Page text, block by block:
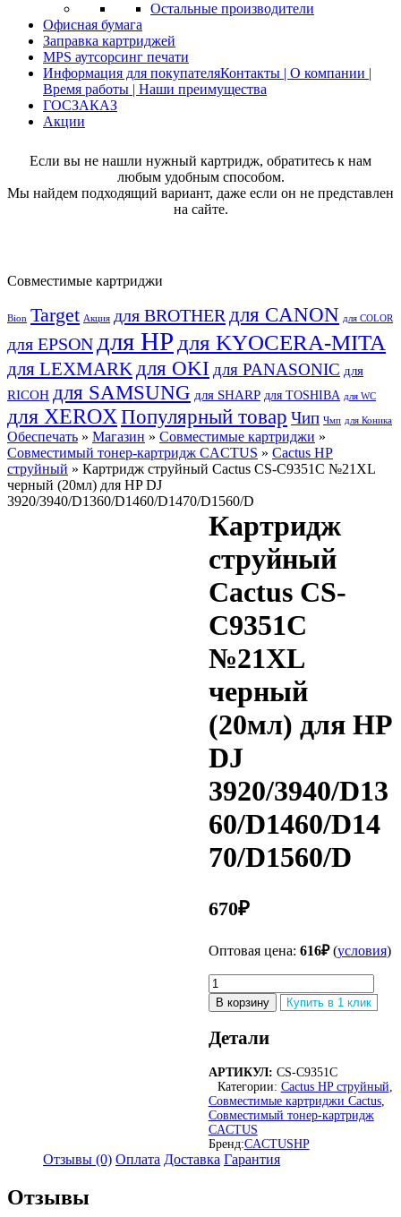
Остальные производители
Офисная бумага
Заправка картриджей
MPS аутсорсинг печати
Информация для покупателяКонтакты | О компании |
Время работы | Наши преимущества
ГОСЗАКАЗ
Акции
Если вы не нашли нужный картридж, обратитесь к нам
любым удобным способом.
Мы найдем подходящий вариант, даже если он не представлен
на сайте.
Совместимые картриджи
Bion Target Акция для BROTHER для CANON для COLOR
для EPSON для HP для KYOCERA-MITA
для LEXMARK для OKI для PANASONIC для
RICOH для SAMSUNG для SHARP для TOSHIBA для WC
для XEROX Популярный товар Чип Чмп для Коника
Обеспечать » Магазин » Совместимые картриджи »
Совместимый тонер-картридж CACTUS » Cactus HP
струйный » Картридж струйный Cactus CS-C9351C №21XL
черный (20мл) для HP DJ
3920/3940/D1360/D1460/D1470/D1560/D
Картридж
струйный
Cactus CS-
C9351C
№21XL
черный
(20мл) для HP
DJ
3920/3940/D13
60/D1460/D14
70/D1560/D
670₽
Оптовая цена: 616₽(условия)
Количество
товара
Картридж
струйный
Cactus
C9351C
№21XL
черный
(20мл)
для
HP
В корзину Купить в 1 клик
Детали
АРТИКУЛ: CS-C9351C
Категории: Cactus HP струйный
Совместимые картриджи Cactus,
Совместимый тонер-картридж
CACTUS
Бренд:CACTUSHP
Отзывы (0) Оплата Доставка Гарантия
Отзывы